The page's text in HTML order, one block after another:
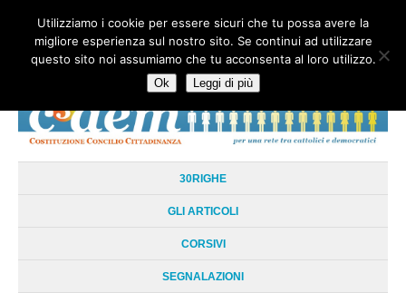
HOME CHI SIAMO LA RETE LE RADICI DOCUMENTAZIONE
AREE TEMATICHE
30RIGHE
GLI ARTICOLI
CORSIVI
SEGNALAZIONI
Utilizziamo i cookie per essere sicuri che tu possa avere la
migliore esperienza sul nostro sito. Se continui ad utilizzare
questo sito noi assumiamo che tu acconsenta al loro utilizzo.
Ok Leggi di più